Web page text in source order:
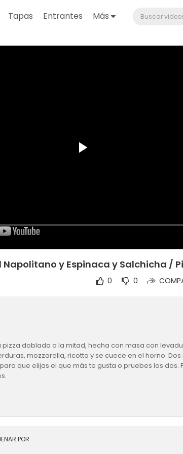
Tapas Entrantes Más
y Espinaca y Salchicha /
0 0
pizza doblada a la mitad, hecha con masa con
mozzarella, ricotta y se cuece en el horno.
que elijas el que más te gusta o pruebes los dos.
porciones):
ambiente
POR